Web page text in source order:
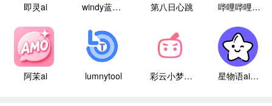
即灵ai windy蓝色气象 第八日心跳 哔哩哔哩白色版
阿茉ai lumnytool 彩云小梦国际版 星物语ai聊天